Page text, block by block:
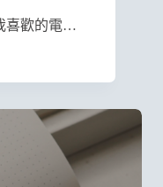
喜歡的電…